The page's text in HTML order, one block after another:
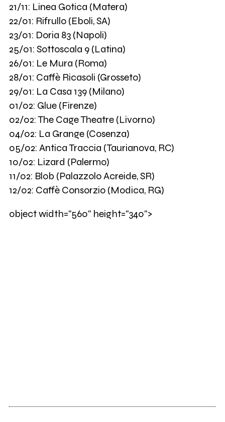
21/11: Linea Gotica (Matera)
22/01: Rifrullo (Eboli, SA)
23/01: Doria 83 (Napoli)
25/01: Sottoscala 9 (Latina)
26/01: Le Mura (Roma)
28/01: Caffè Ricasoli (Grosseto)
29/01: La Casa 139 (Milano)
01/02: Glue (Firenze)
02/02: The Cage Theatre (Livorno)
04/02: La Grange (Cosenza)
05/02: Antica Traccia (Taurianova, RC)
10/02: Lizard (Palermo)
11/02: Blob (Palazzolo Acreide, SR)
12/02: Caffè Consorzio (Modica, RG)
object width="560" height="340">